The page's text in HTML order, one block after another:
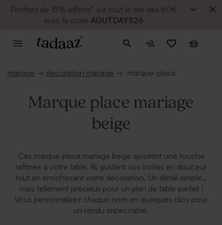
Profitez de 15% offerts* sur tout le site dès 60€
avec le code AOUTDAYS26
mariage → décoration mariage → marque-place
Marque place mariage
beige
Ces marque place mariage beige ajoutent une touche
raffinée à votre table. Ils guident vos invités en douceur
tout en enrichissant votre décoration. Un détail simple…
mais tellement précieux pour un plan de table parfait !
Vous personnalisez chaque nom en quelques clics pour
un rendu impeccable.